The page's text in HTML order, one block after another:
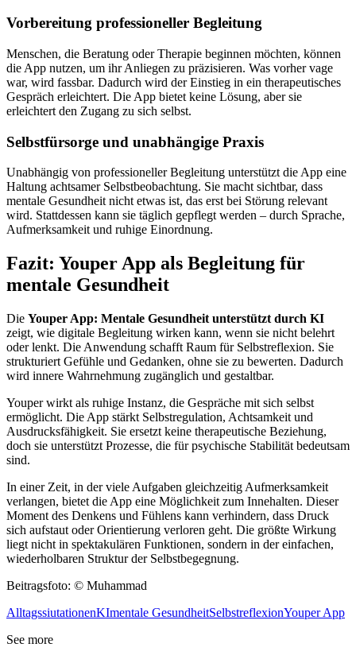
Vorbereitung professioneller Begleitung
Menschen, die Beratung oder Therapie beginnen möchten, können
die App nutzen, um ihr Anliegen zu präzisieren. Was vorher vage
war, wird fassbar. Dadurch wird der Einstieg in ein therapeutisches
Gespräch erleichtert. Die App bietet keine Lösung, aber sie
erleichtert den Zugang zu sich selbst.
Selbstfürsorge und unabhängige Praxis
Unabhängig von professioneller Begleitung unterstützt die App eine
Haltung achtsamer Selbstbeobachtung. Sie macht sichtbar, dass
mentale Gesundheit nicht etwas ist, das erst bei Störung relevant
wird. Stattdessen kann sie täglich gepflegt werden – durch Sprache,
Aufmerksamkeit und ruhige Einordnung.
Fazit: Youper App als Begleitung für
mentale Gesundheit
Die Youper App: Mentale Gesundheit unterstützt durch KI
zeigt, wie digitale Begleitung wirken kann, wenn sie nicht belehrt
oder lenkt. Die Anwendung schafft Raum für Selbstreflexion. Sie
strukturiert Gefühle und Gedanken, ohne sie zu bewerten. Dadurch
wird innere Wahrnehmung zugänglich und gestaltbar.
Youper wirkt als ruhige Instanz, die Gespräche mit sich selbst
ermöglicht. Die App stärkt Selbstregulation, Achtsamkeit und
Ausdrucksfähigkeit. Sie ersetzt keine therapeutische Beziehung,
doch sie unterstützt Prozesse, die für psychische Stabilität bedeutsam
sind.
In einer Zeit, in der viele Aufgaben gleichzeitig Aufmerksamkeit
verlangen, bietet die App eine Möglichkeit zum Innehalten. Dieser
Moment des Denkens und Fühlens kann verhindern, dass Druck
sich aufstaut oder Orientierung verloren geht. Die größte Wirkung
liegt nicht in spektakulären Funktionen, sondern in der einfachen,
wiederholbaren Struktur der Selbstbegegnung.
Beitragsfoto: © Muhammad
AlltagssiutationenKImentale GesundheitSelbstreflexionYouper App
See more